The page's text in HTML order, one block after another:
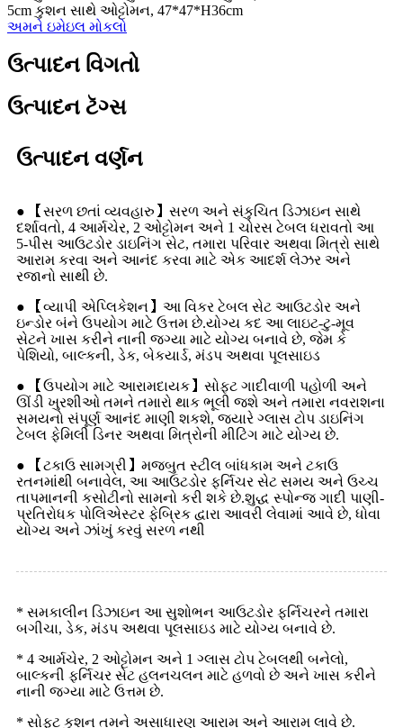
5cm કુશન સાથે ઓટ્ટોમન, 47*47*H36cm
અમને ઇમેઇલ મોકલો
ઉત્પાદન વિગતો
ઉત્પાદન ટૅગ્સ
ઉત્પાદન વર્ણન
● 【સરળ છતાં વ્યવહારુ】સરળ અને સંકુચિત ડિઝાઇન સાથે
દર્શાવતો, 4 આર્મચેર, 2 ઓટ્ટોમન અને 1 ચોરસ ટેબલ ધરાવતો આ
5-પીસ આઉટડોર ડાઇનિંગ સેટ, તમારા પરિવાર અથવા મિત્રો સાથે
આરામ કરવા અને આનંદ કરવા માટે એક આદર્શ લેઝર અને
રજાનો સાથી છે.
● 【વ્યાપી એપ્લિકેશન】આ વિકર ટેબલ સેટ આઉટડોર અને
ઇન્ડોર બંને ઉપયોગ માટે ઉત્તમ છે.યોગ્ય કદ આ લાઇટ-ટુ-મૂવ
સેટને ખાસ કરીને નાની જગ્યા માટે યોગ્ય બનાવે છે, જેમ કે
પેશિયો, બાલ્કની, ડેક, બેકયાર્ડ, મંડપ અથવા પૂલસાઇડ
● 【ઉપયોગ માટે આરામદાયક】સોફ્ટ ગાદીવાળી પહોળી અને
ઊંડી ખુરશીઓ તમને તમારો થાક ભૂલી જશે અને તમારા નવરાશના
સમયનો સંપૂર્ણ આનંદ માણી શકશે, જ્યારે ગ્લાસ ટોપ ડાઇનિંગ
ટેબલ ફેમિલી ડિનર અથવા મિત્રોની મીટિંગ માટે યોગ્ય છે.
● 【ટકાઉ સામગ્રી】મજબુત સ્ટીલ બાંધકામ અને ટકાઉ
રતનમાંથી બનાવેલ, આ આઉટડોર ફર્નિચર સેટ સમય અને ઉચ્ચ
તાપમાનની કસોટીનો સામનો કરી શકે છે.શુદ્ધ સ્પોન્જ ગાદી પાણી-
પ્રતિરોધક પોલિએસ્ટર ફેબ્રિક દ્વારા આવરી લેવામાં આવે છે, ધોવા
યોગ્ય અને ઝાંખું કરવું સરળ નથી
* સમકાલીન ડિઝાઇન આ સુશોભન આઉટડોર ફર્નિચરને તમારા
બગીચા, ડેક, મંડપ અથવા પૂલસાઇડ માટે યોગ્ય બનાવે છે.
* 4 આર્મચેર, 2 ઓટ્ટોમન અને 1 ગ્લાસ ટોપ ટેબલથી બનેલો,
બાલ્કની ફર્નિચર સેટ હલનચલન માટે હળવો છે અને ખાસ કરીને
નાની જગ્યા માટે ઉત્તમ છે.
* સોફ્ટ કુશન તમને અસાધારણ આરામ અને આરામ લાવે છે.